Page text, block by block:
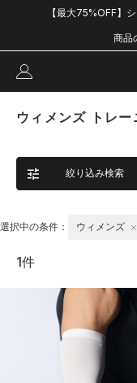
【最大75%OFF】
商品
ウィメンズ トレ
絞り込み検索
選択中の条件： ウィメンズ
1件